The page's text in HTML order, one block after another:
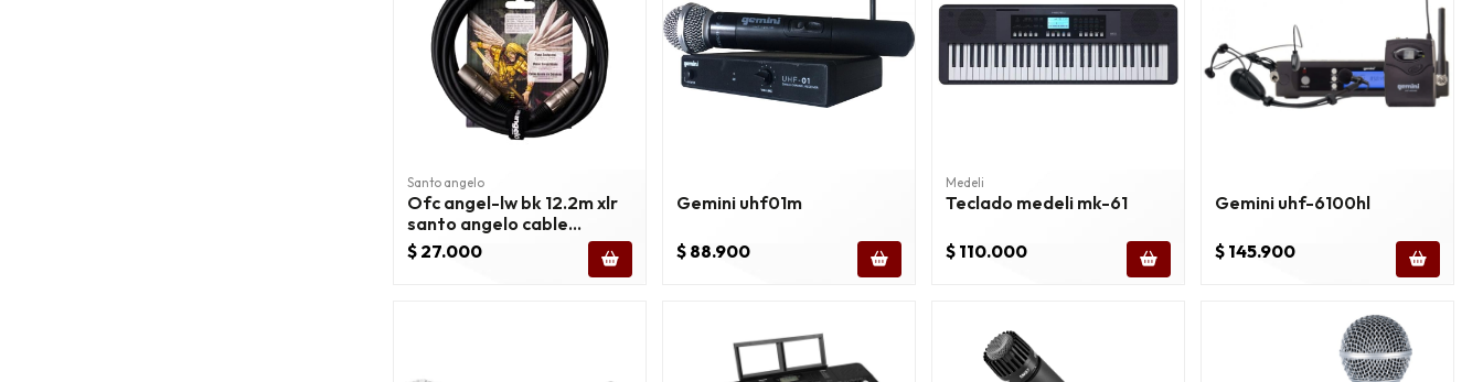
Santo angelo
Ofc angel-lw bk 12.2m xlr
santo angelo cable
micrófono 40 ft
$ 27.000
Gemini uhf01m
$ 88.900
Medeli
Teclado medeli mk-61
$ 110.000
Gemini uhf-6100hl
$ 145.900